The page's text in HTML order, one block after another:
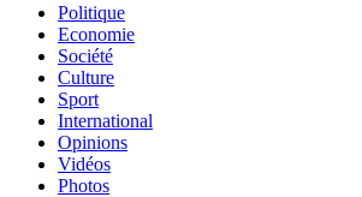
Politique
Economie
Société
Culture
Sport
International
Opinions
Vidéos
Photos